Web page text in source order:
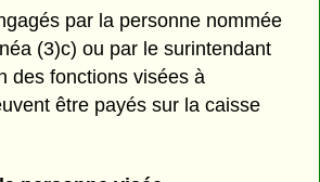
par la personne nommée
(3)c) ou par le surintendant
des fonctions visées à
être payés sur la caisse